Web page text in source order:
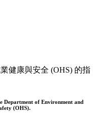
健康與安全 (OHS) 的指
Department of Environment and
(OHS).